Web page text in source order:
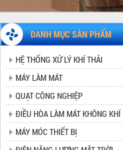
DANH MỤC SẢN PHẨM
HỆ THỐNG XỬ LÝ KHÍ THẢI
MÁY LÀM MÁT
MÁY LÀM MÁT CÔNG NGHIỆP
QUẠT CÔNG NGHIỆP
ĐIỀU HÒA LÀM MÁT KHÔNG KHÍ
MÁY MÓC THIẾT BỊ